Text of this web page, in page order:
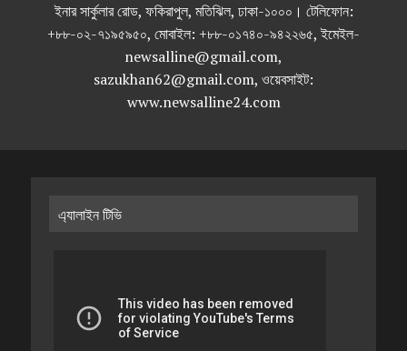
ইনার সার্কুলার রোড, ফকিরাপুল, মতিঝিল, ঢাকা-১০০০। টেলিফোন:
+৮৮-০২-৭১৯৫৯৫০, মোবাইল: +৮৮-০১৭৪০-৯৪২২৬৫, ইমেইল-
newsalline@gmail.com,
sazukhan62@gmail.com, ওয়েবসাইট:
www.newsalline24.com
এ্যালাইন টিভি